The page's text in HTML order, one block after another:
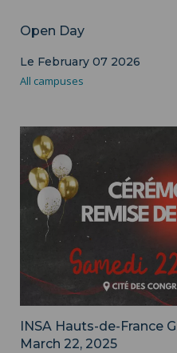
Open Day
Le February 07 2026
All campuses
INSA Hauts-de-France
March 22, 2025